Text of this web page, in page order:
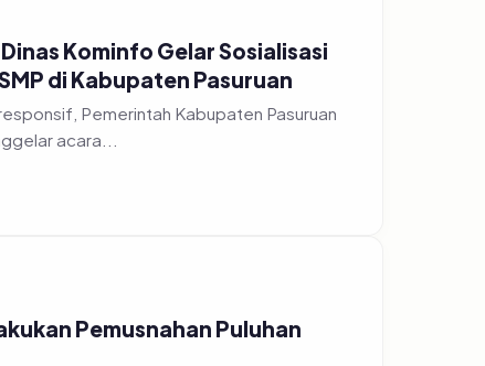
Kominfo Gelar Sosialisasi
di Kabupaten Pasuruan
Pemerintah Kabupaten Pasuruan
acara...
Pemusnahan Puluhan